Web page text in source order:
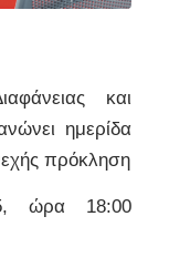
και
ημερίδα
πρόκληση
ώρα 18:00